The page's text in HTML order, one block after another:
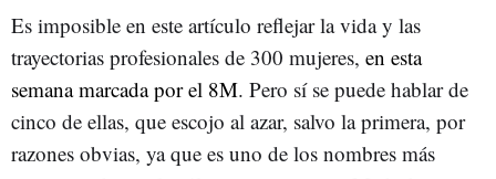
Es imposible en este artículo reflejar la vida y las
trayectorias profesionales de 300 mujeres, en esta
semana marcada por el 8M. Pero sí se puede hablar de
cinco de ellas, que escojo al azar, salvo la primera, por
razones obvias, ya que es uno de los nombres más